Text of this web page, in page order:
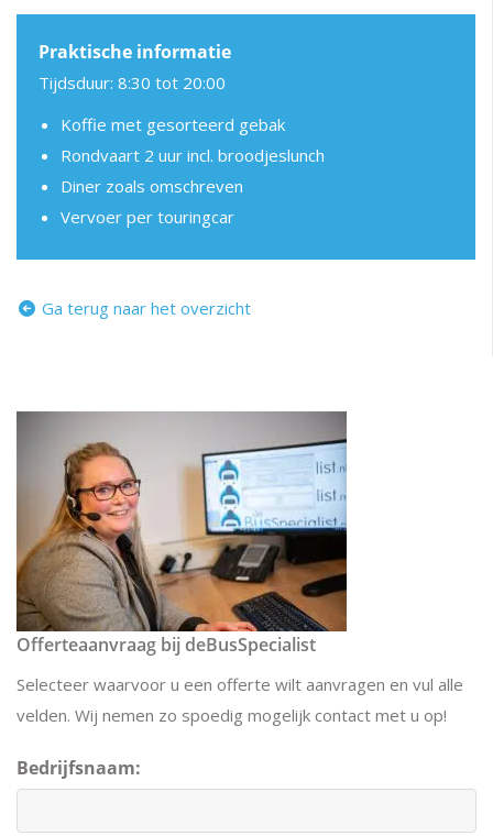
Praktische informatie
Tijdsduur: 8:30 tot 20:00
Koffie met gesorteerd gebak
Rondvaart 2 uur incl. broodjeslunch
Diner zoals omschreven
Vervoer per touringcar
Ga terug naar het overzicht
Offerteaanvraag bij deBusSpecialist
Selecteer waarvoor u een offerte wilt aanvragen en vul alle
velden. Wij nemen zo spoedig mogelijk contact met u op!
Bedrijfsnaam: